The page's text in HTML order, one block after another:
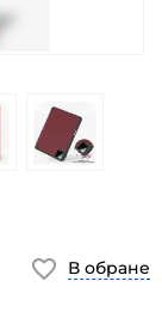
В обране